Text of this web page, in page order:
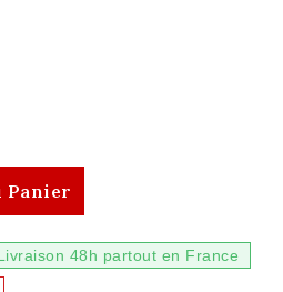
Panier
48h partout en France